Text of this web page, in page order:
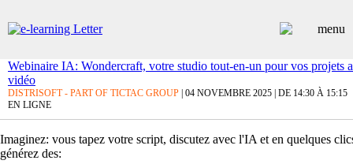
ARTICLES
DOSSIERS
ANNUAIRE PREMIUM
EMPLOIS
Webinaire IA: Wondercraft, votre studio tout-en-un pour vos projets
vidéo
DISTRISOFT - PART OF TICTAC GROUP | 04 NOVEMBRE 2025 | DE 14:30 À 15:15
EN LIGNE
Imaginez: vous tapez votre script, discutez avec l'IA et en quelques
générez des: